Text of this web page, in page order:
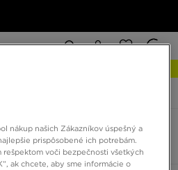
Bulls veľkosť m
1 produkt
nákup našich Zákazníkov úspešný a
prispôsobené ich potrebám.
rešpektom voči bezpečnosti všetkých
ak chcete, aby sme informácie o